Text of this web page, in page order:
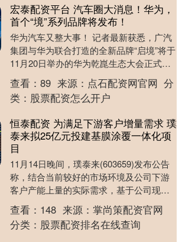
宏泰配资平台 汽车圈大消息！华为，
首个“境”系列品牌将发布！
华为汽车又整大事！ 记者最新获悉，广汽
集团与华为联合打造的全新品牌“启境”将于
11月20日举办的华为乾崑生态大会正式发
布。 值得一提的是，权威信息显示，“启
境”....
查看： 89 来源： 点石配资网官网 分
类： 股票配资怎么开户
恒泰配资 为满足下游客户增量需求 璞
泰来拟25亿元投建基膜涂覆一体化项
目
11月14日晚间，璞泰来(603659)发布公告
称，结合当前较好的市场环境及公司下游
客户产能上量的实际需求，基于公司现有
产能及技术情况，为抓住市场机遇，满足
下游....
查看： 148 来源： 掌尚策配资官网
分类： 股票配资排名在线查询